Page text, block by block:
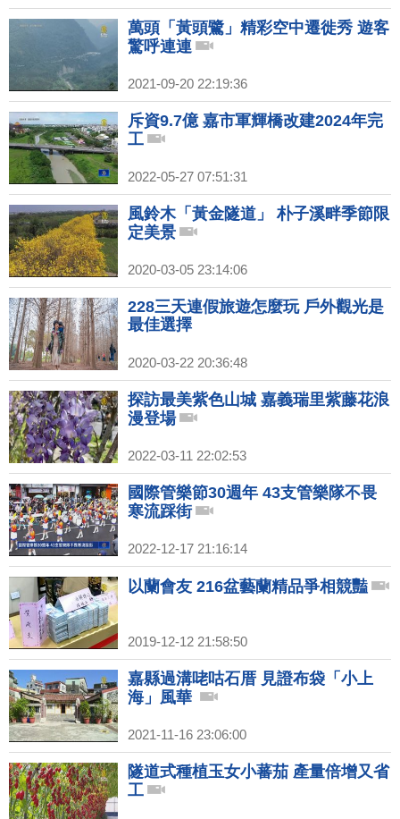
萬頭「黃頭鷺」精彩空中遷徙秀 遊客
驚呼連連
2021-09-20 22:19:36
斥資9.7億 嘉市軍輝橋改建2024年完
工
2022-05-27 07:51:31
風鈴木「黃金隧道」 朴子溪畔季節限
定美景
2020-03-05 23:14:06
228三天連假旅遊怎麼玩 戶外觀光是
最佳選擇
2020-03-22 20:36:48
探訪最美紫色山城 嘉義瑞里紫藤花浪
漫登場
2022-03-11 22:02:53
國際管樂節30週年 43支管樂隊不畏
寒流踩街
2022-12-17 21:16:14
以蘭會友 216盆藝蘭精品爭相競豔
2019-12-12 21:58:50
嘉縣過溝咾咕石厝 見證布袋「小上
海」風華
2021-11-16 23:06:00
隧道式種植玉女小蕃茄 產量倍增又省
工